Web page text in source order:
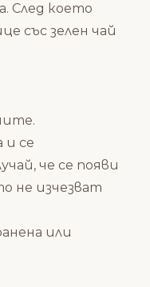
След което
със зелен чай
и се
че се появи
не изчезват
или